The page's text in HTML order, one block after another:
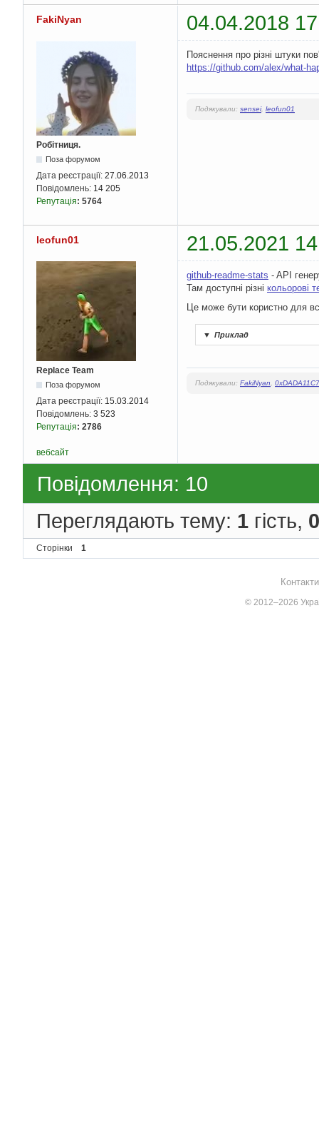
FakiNyan 04.04.2018
Робітниця.
Поза форумом
Дата реєстрації: 27.06.2013
Повідомлень: 14 205
Репутація: 5764
Пояснення про різні штуки
https://github.com/alex/what-
Подякували: sensei, leofun01
leofun01 21.05.2021
Replace Team
Поза форумом
Дата реєстрації: 15.03.2014
Повідомлень: 3 523
Репутація: 2786
github-readme-stats - API
Там доступні різні кольорові
Це може бути користно для
▼ Приклад
Подякували: FakiNyan 0xDADA11C7
вебсайт
Повідомлення: 10
Переглядають тему: 1 гість, 0
Сторінки 1
© 2012–2026